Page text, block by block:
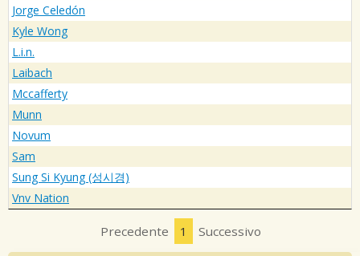
Jorge Celedón
Kyle Wong
L.i.n.
Laibach
Mccafferty
Munn
Novum
Sam
Sung Si Kyung (성시경)
Vnv Nation
Precedente 1 Successivo